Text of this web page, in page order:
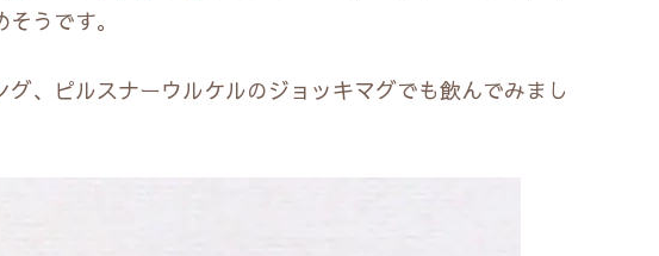
うです。
、ピルスナーウルケルのジョッキマグでも飲んでみまし